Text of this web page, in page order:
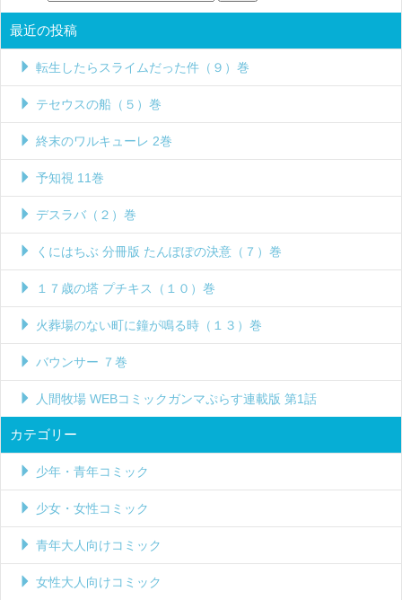
最近の投稿
転生したらスライムだった件（９）巻
テセウスの船（５）巻
終末のワルキューレ 2巻
予知視 11巻
デスラバ（２）巻
くにはちぶ 分冊版 たんぽぽの決意（７）巻
１７歳の塔 プチキス（１０）巻
火葬場のない町に鐘が鳴る時（１３）巻
バウンサー ７巻
人間牧場 WEBコミックガンマぷらす連載版 第1話
カテゴリー
少年・青年コミック
少女・女性コミック
青年大人向けコミック
女性大人向けコミック